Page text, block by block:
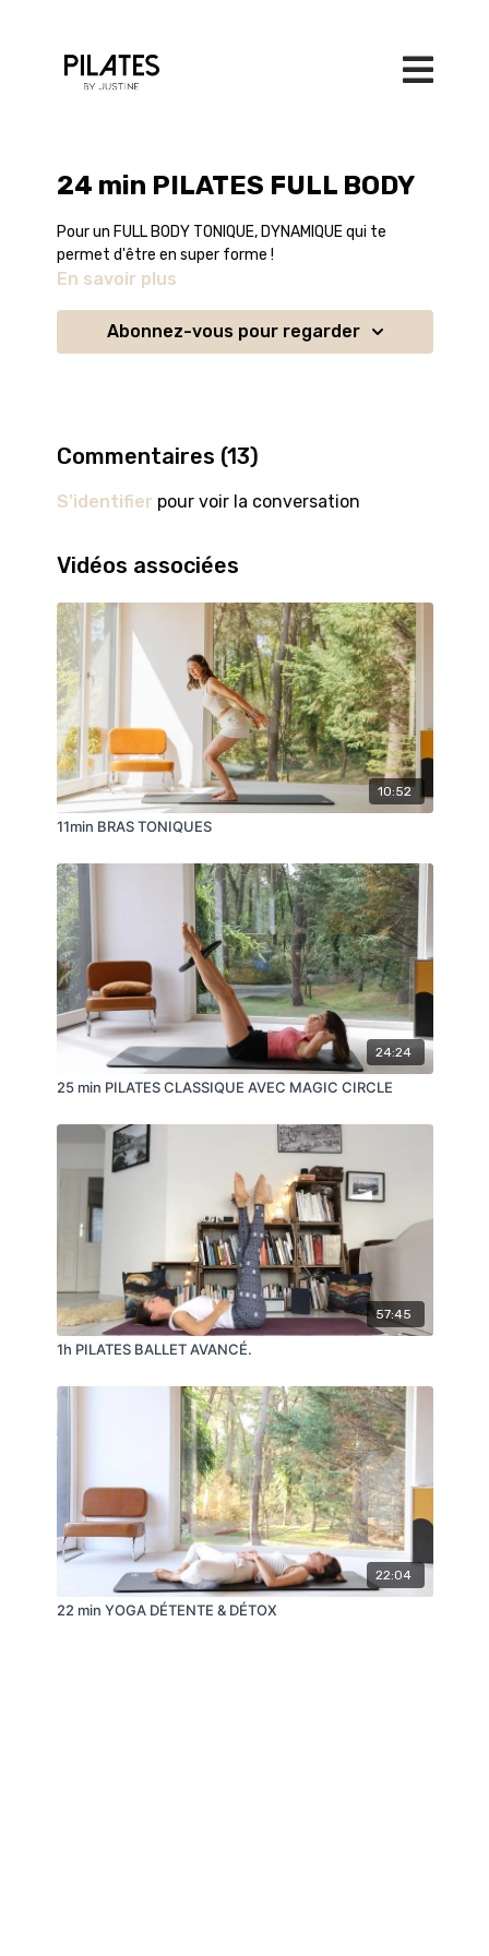
24 min PILATES FULL BODY
Pour un FULL BODY TONIQUE, DYNAMIQUE qui te
permet d'être en super forme !
En savoir plus
Abonnez-vous pour regarder
Commentaires (13)
S'identifierpour voir la conversation
Vidéos associées
10:52
11min BRAS TONIQUES
24:24
25 min PILATES CLASSIQUE AVEC MAGIC CIRCLE
57:45
1h PILATES BALLET AVANCÉ.
22:04
22 min YOGA DÉTENTE & DÉTOX